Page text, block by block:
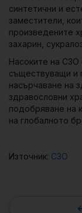
синтетични и
заместители,
произведените
захарин,
Насоките на СЗО
съществуващи и
насърчаване на
здравословни
подобряване на
на глобалното
Източник: СЗО